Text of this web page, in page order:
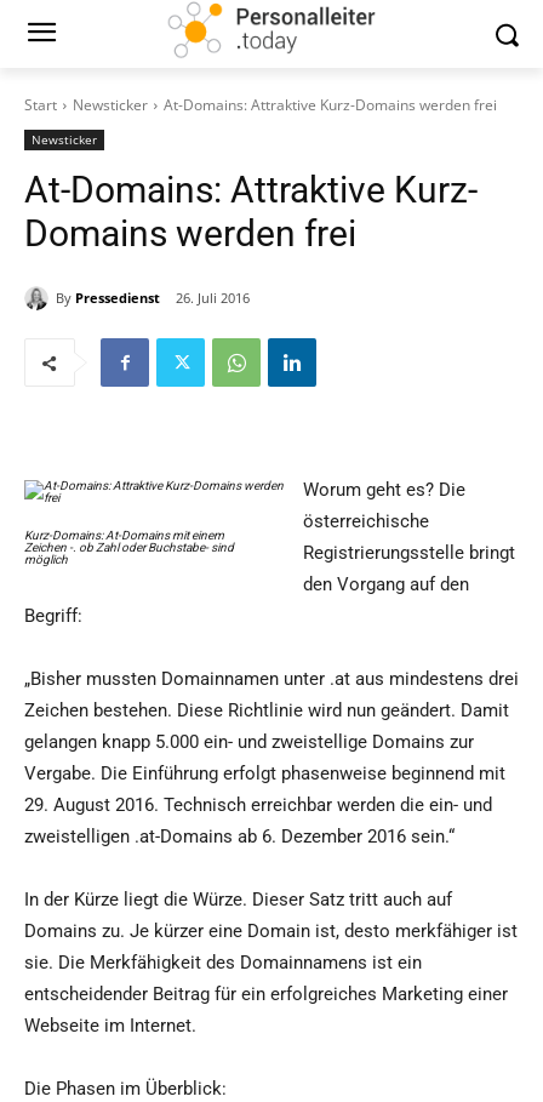
Start Newsticker At-Domains: Attraktive Kurz-Domains werden frei
Newsticker
At-Domains: Attraktive Kurz-
Domains werden frei
By Pressedienst 26. Juli 2016
Kurz-Domains: At-Domains mit einem
Zeichen -. ob Zahl oder Buchstabe- sind
möglich
Worum geht es? Die
österreichische
Registrierungsstelle bringt
den Vorgang auf den
Begriff:
„Bisher mussten Domainnamen unter .at aus mindestens drei
Zeichen bestehen. Diese Richtlinie wird nun geändert. Damit
gelangen knapp 5.000 ein- und zweistellige Domains zur
Vergabe. Die Einführung erfolgt phasenweise beginnend mit
29. August 2016. Technisch erreichbar werden die ein- und
zweistelligen .at-Domains ab 6. Dezember 2016 sein.“
In der Kürze liegt die Würze. Dieser Satz tritt auch auf
Domains zu. Je kürzer eine Domain ist, desto merkfähiger ist
sie. Die Merkfähigkeit des Domainnamens ist ein
entscheidender Beitrag für ein erfolgreiches Marketing einer
Webseite im Internet.
Die Phasen im Überblick: